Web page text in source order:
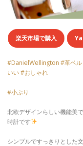
楽天市場で購入
#DanielWellington #革ベル
いい #おしゃれ
#小ぶり
北欧デザインらしい機能美
時計です
シンプルですっきりとした